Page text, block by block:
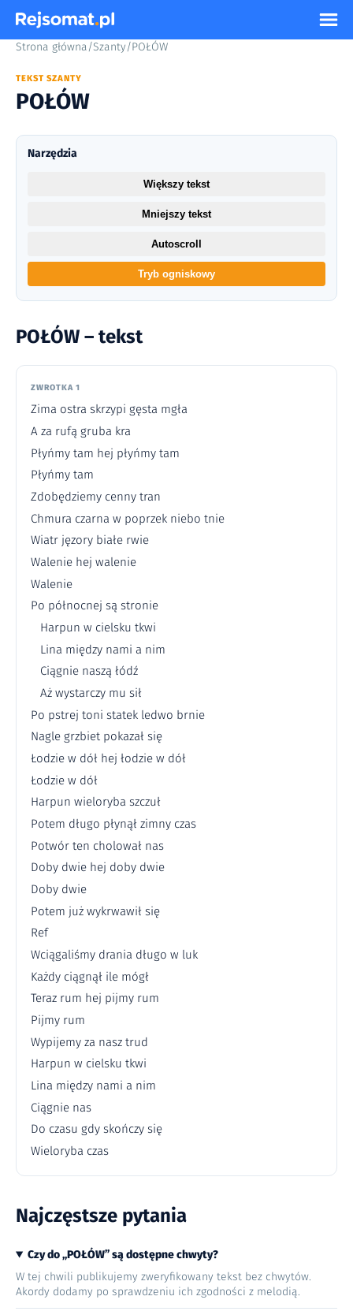
Strona główna/Szanty/POŁÓW
TEKST SZANTY
POŁÓW
POŁÓW – tekst
ZWROTKA 1
Zima ostra skrzypi gęsta mgła
A za rufą gruba kra
Płyńmy tam hej płyńmy tam
Płyńmy tam
Zdobędziemy cenny tran
Chmura czarna w poprzek niebo tnie
Wiatr jęzory białe rwie
Walenie hej walenie
Walenie
Po północnej są stronie
Harpun w cielsku tkwi
Lina między nami a nim
Ciągnie naszą łódź
Aż wystarczy mu sił
Po pstrej toni statek ledwo brnie
Nagle grzbiet pokazał się
Łodzie w dół hej łodzie w dół
Łodzie w dół
Harpun wieloryba szczuł
Potem długo płynął zimny czas
Potwór ten cholował nas
Doby dwie hej doby dwie
Doby dwie
Potem już wykrwawił się
Ref
Wciągaliśmy drania długo w luk
Każdy ciągnął ile mógł
Teraz rum hej pijmy rum
Pijmy rum
Wypijemy za nasz trud
Harpun w cielsku tkwi
Lina między nami a nim
Ciągnie nas
Do czasu gdy skończy się
Wieloryba czas
Najczęstsze pytania
Czy do „POŁÓW” są dostępne chwyty?
W tej chwili publikujemy zweryfikowany tekst bez chwytów.
Akordy dodamy po sprawdzeniu ich zgodności z melodią.
Narzędzia
Większy tekst
Mniejszy tekst
Autoscroll
Tryb ogniskowy